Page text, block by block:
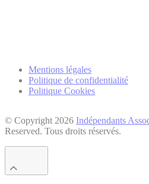
Mentions légales
Politique de confidentialité
Politique Cookies
© Copyright 2026 Indépendants
Reserved. Tous droits réservés.